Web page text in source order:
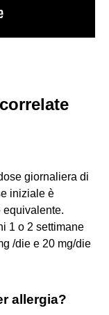
giornaliera di
iniziale è
equivalente.
1 o 2 settimane
/die e 20 mg/die
allergia?